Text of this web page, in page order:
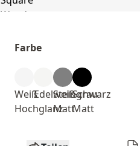
Farbe
Weiß
Hochglanz
EdelweißSteingrau
Matt
Schwarz
Matt